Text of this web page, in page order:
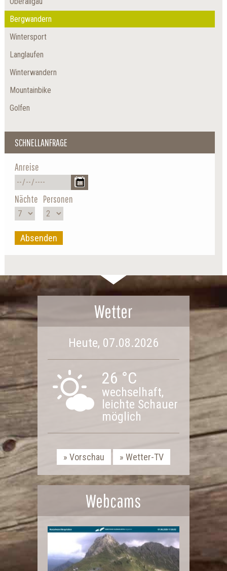
Bergwandern
Wintersport
Langlaufen
Winterwandern
Mountainbike
Golfen
SCHNELLANFRAGE
Anreise
Nächte Personen
Absenden
Wetter
Heute, 07.08.2026
26 °C
wechselhaft,
leichte Schauer
möglich
Vorschau Wetter-TV
Webcams